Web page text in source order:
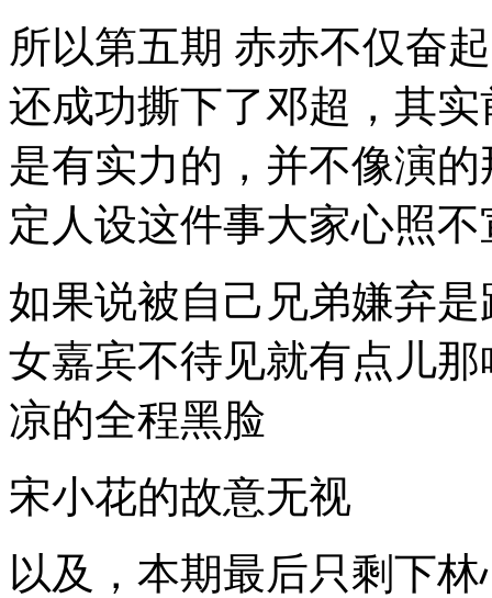
把。
信
息
量
如
此
之
所以第五期 赤赤不仅奋
还成功撕下了邓超，其
是有实力的，并不像演
定人设这件事大家心照
如果说被自己兄弟嫌弃
女嘉宾不待见就有点儿
凉的全程黑脸
宋小花的故意无视
以及，本期最后只剩下